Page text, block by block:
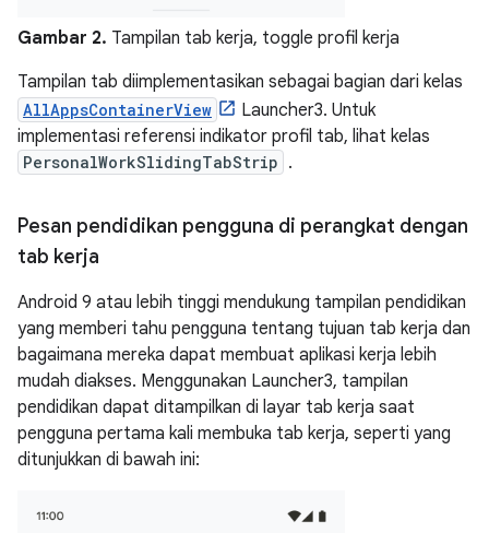
Gambar 2. Tampilan tab kerja, toggle profil kerja
Tampilan tab diimplementasikan sebagai bagian dari kelas
AllAppsContainerView
Launcher3. Untuk
implementasi referensi indikator profil tab, lihat kelas
PersonalWorkSlidingTabStrip .
Pesan pendidikan pengguna di perangkat dengan
tab kerja
Android 9 atau lebih tinggi mendukung tampilan pendidikan
yang memberi tahu pengguna tentang tujuan tab kerja dan
bagaimana mereka dapat membuat aplikasi kerja lebih
mudah diakses. Menggunakan Launcher3, tampilan
pendidikan dapat ditampilkan di layar tab kerja saat
pengguna pertama kali membuka tab kerja, seperti yang
ditunjukkan di bawah ini: